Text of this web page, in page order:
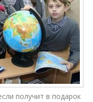
получит в подарок